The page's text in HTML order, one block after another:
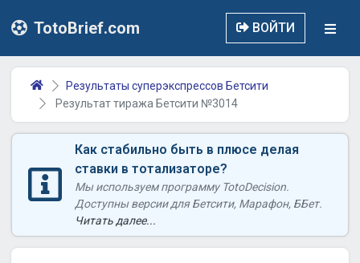
TotoBrief.com ВОЙТИ
Результаты суперэкспрессов Бетсити
Результат тиража Бетсити №3014
Как стабильно быть в плюсе делая
ставки в тотализаторе?
Мы используем программу TotoDecision.
Доступны версии для Бетсити, Марафон, ББет.
Читать далее...